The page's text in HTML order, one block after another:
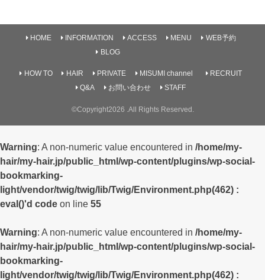
HOME INFORMATION ACCESS MENU
WEB予約
BLOG
HOW TO HAIR PRIVATE MISUMI channel
RECRUIT
Q&A
お問い合わせ STAFF
©Copyright2026 .All Rights Reserved.
Warning: A non-numeric value encountered in /home/my-
hair/my-hair.jp/public_html/wp-content/plugins/wp-social-
bookmarking-
light/vendor/twig/twig/lib/Twig/Environment.php(462) :
eval()'d code on line 55
Warning: A non-numeric value encountered in /home/my-
hair/my-hair.jp/public_html/wp-content/plugins/wp-social-
bookmarking-
light/vendor/twig/twig/lib/Twig/Environment.php(462) :